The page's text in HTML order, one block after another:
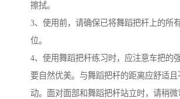
擦拭。
3、使用前，请确保已将舞蹈把杆上的所
位。
4、使用舞蹈把杆练习时，应注意车把的
要自然优美。与舞蹈把杆的距离应舒适且
动。面对面部和舞蹈把杆站立时，请稍